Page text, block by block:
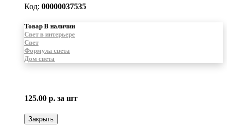
Код: 00000037535
Товар В наличии
Свет в интерьере
Свет
Формула света
Дом света
125.00 р. за шт
Закрыть